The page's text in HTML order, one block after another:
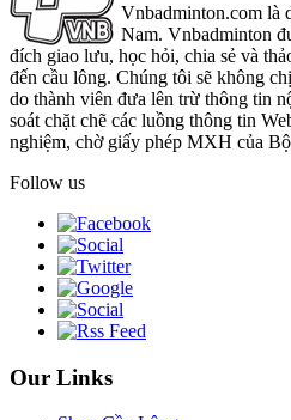
Vnbadminton.com là
Nam. Vnbadminton
đích giao lưu, học hỏi, chia sẻ và
đến cầu lông. Chúng tôi sẽ không
do thành viên đưa lên trừ thông tin
soát chặt chẽ các luồng thông tin
nghiệm, chờ giấy phép MXH của
Follow us
Our Links